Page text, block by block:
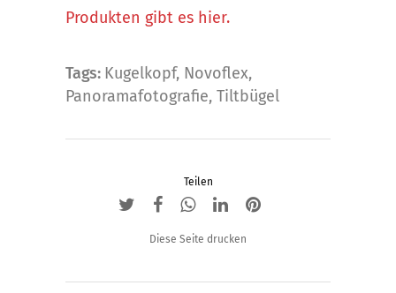
Produkten gibt es hier.
Tags: Kugelkopf, Novoflex,
Panoramafotografie, Tiltbügel
Teilen
Diese Seite drucken